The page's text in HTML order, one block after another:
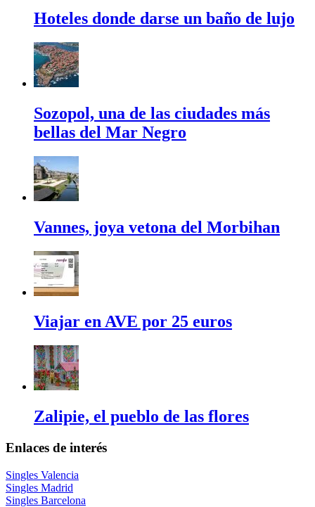
Hoteles donde darse un baño de lujo
Sozopol, una de las ciudades más
bellas del Mar Negro
Vannes, joya vetona del Morbihan
Viajar en AVE por 25 euros
Zalipie, el pueblo de las flores
Enlaces de interés
Singles Valencia
Singles Madrid
Singles Barcelona